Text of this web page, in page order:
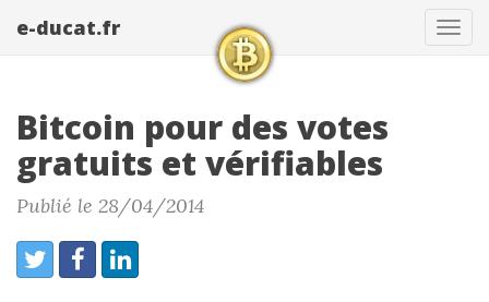
e-ducat.fr
Bitcoin pour des votes
gratuits et vérifiables
Publié le 28/04/2014